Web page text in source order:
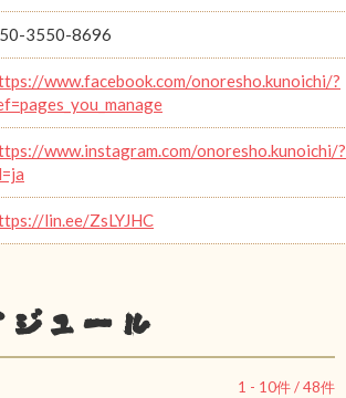
3550-8696
www.facebook.com/onoresho.kunoichi/?
www.instagram.com/onoresho.kunoichi/?
lin.ee/ZsLYJHC
ジュール
1 - 10件 /48件